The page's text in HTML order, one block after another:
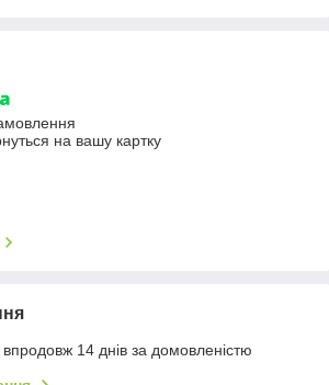
на вашу картку
14 днів за домовленістю